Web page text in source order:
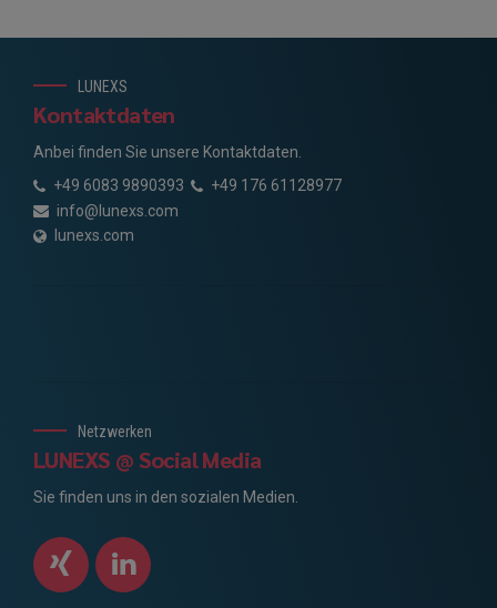
LUNEXS
Kontaktdaten
Anbei finden Sie unsere Kontaktdaten.
+49 6083 9890393
+49 176 61128977
info@lunexs.com
lunexs.com
Netzwerken
LUNEXS @ Social Media
Sie finden uns in den sozialen Medien.